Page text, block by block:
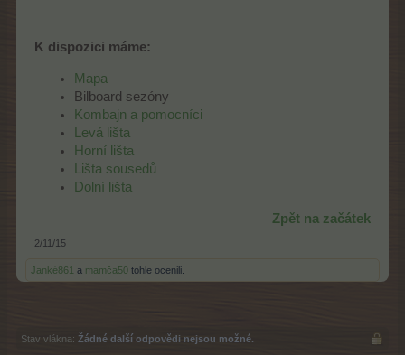
K dispozici máme:
Mapa
Bilboard sezóny
Kombajn a pomocníci
Levá lišta
Horní lišta
Lišta sousedů
Dolní lišta
Zpět na začátek
2/11/15
Janké861 a mamča50 tohle ocenili.
Stav vlákna: Žádné další odpovědi nejsou možné.